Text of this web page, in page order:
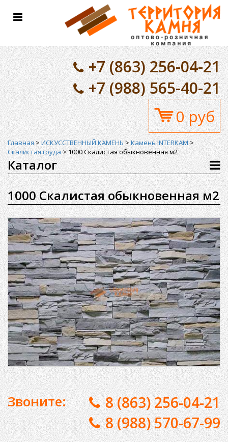
Toggle
+7 (863) 256-04-21
+7 (988) 565-40-21
0 руб
Главная>ИСКУССТВЕННЫЙ КАМЕНЬ>Камень INTERKAM>
Скалистая груда>1000 Скалистая обыкновенная м2
Каталог
1000 Скалистая обыкновенная м2
Звоните:
8 (863) 256-04-21
8 (988) 570-67-99